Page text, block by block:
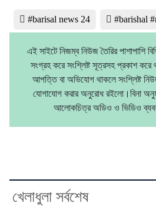
#barisal news 24 #barishal
এই সাইটে নিজম্ব নিউজ তৈরির পাশাপাশি
সংগ্রহ করে সংশ্লিষ্ট সূত্রসহ প্রকাশ করে
আপত্তি বা অভিযোগ থাকলে সংশ্লিষ্ট
যোগাযোগ করার অনুরোধ রইলো।বিনা
আলোকচিত্র অডিও ও ভিডিও
খেলাধুলা সর্বশেষ